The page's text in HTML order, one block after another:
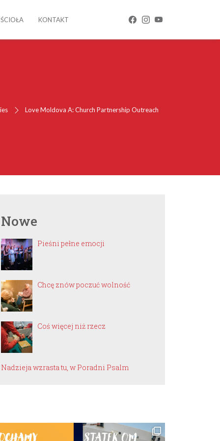
KONTAKT
Love Moldova A: Church Partnership Outreach
Nowe
Pieśni pełne emocji
Chcę znów poczuć wolność
Coś więcej niż rzecz
Nadzieja wzrasta tu, w Poradni Psalm